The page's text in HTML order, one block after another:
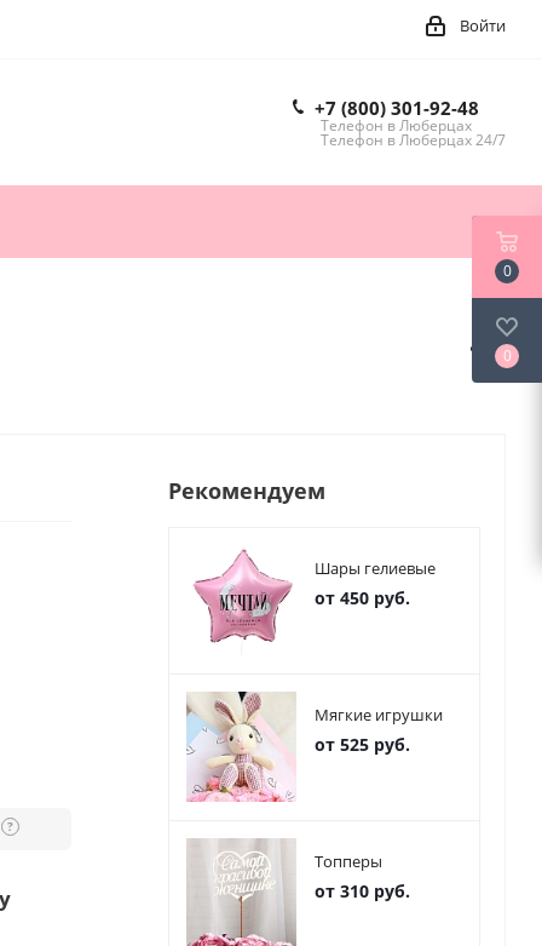
Войти
+7 (800) 301-92-48
Телефон в Люберцах
Телефон в Люберцах 24/7
?
Рекомендуем
Шары гелиевые
от 450 руб.
Мягкие игрушки
от 525 руб.
Топперы
от 310 руб.
0
0